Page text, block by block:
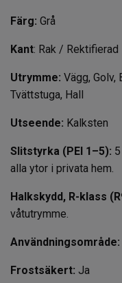
Färg: Grå
Kant: Rak / Rektifierad
Utrymme: Vägg, Golv,
Tvättstuga, Hall
Utseende: Kalksten
Slitstyrka (PEI 1–5):
alla ytor i privata hem.
Halkskydd, R-klass
våtutrymme.
Användningsområde:
Frostsäkert: Ja